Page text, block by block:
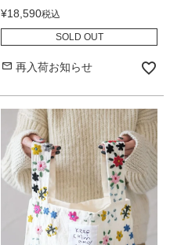
¥18,590税込
SOLD OUT
再入荷お知らせ